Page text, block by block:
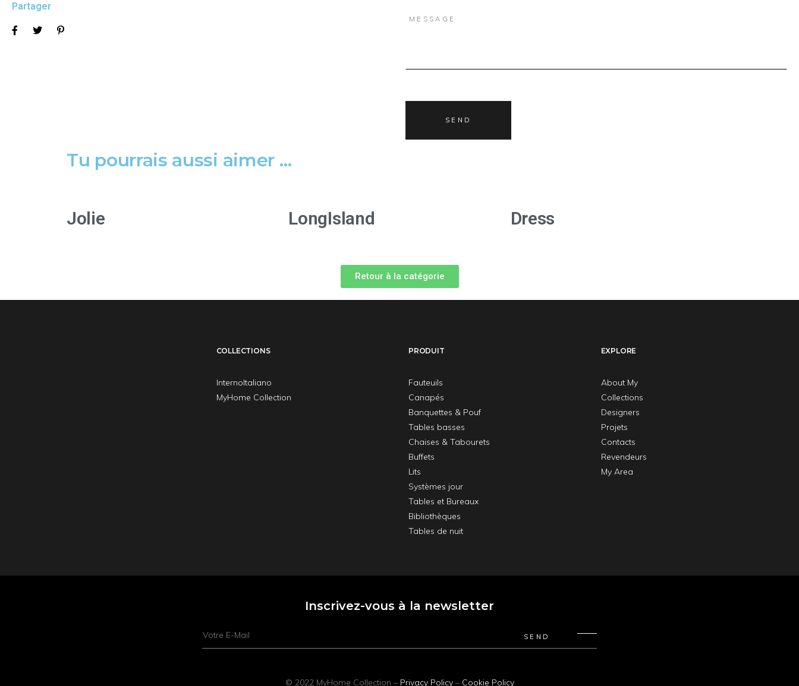
Partager
Tu pourrais aussi aimer …
Jolie LongIsland Dress
Retour à la catégorie
COLLECTIONS
InternoItaliano
MyHome Collection
PRODUIT
Fauteuils
Canapés
Banquettes & Pouf
Tables basses
Chaises & Tabourets
Buffets
Lits
Systèmes jour
Tables et Bureaux
Bibliothèques
Tables de nuit
EXPLORE
About My
Collections
Designers
Projets
Contacts
Revendeurs
My Area
Inscrivez-vous à la newsletter
© 2022MyHome Collection – Privacy Policy– Cookie Policy